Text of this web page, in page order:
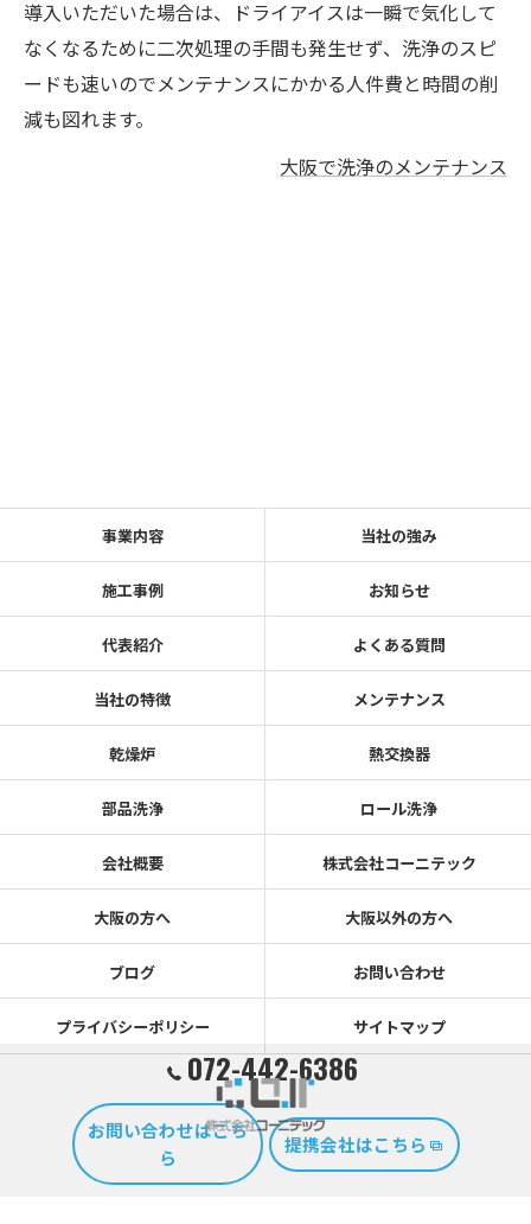
導入いただいた場合は、ドライアイスは一瞬で気化して
なくなるために二次処理の手間も発生せず、洗浄のスピ
ードも速いのでメンテナンスにかかる人件費と時間の削
減も図れます。
大阪で洗浄のメンテナンス
072-442-6386
お問い合わせはこち
ら
提携会社はこちら
事業内容 当社の強み
施工事例 お知らせ
代表紹介 よくある質問
当社の特徴 メンテナンス
乾燥炉 熱交換器
部品洗浄 ロール洗浄
会社概要 株式会社コーニテック
大阪の方へ 大阪以外の方へ
ブログ お問い合わせ
プライバシーポリシー サイトマップ
© 2026 大阪のドライアイス洗浄なら株式会社コーニテック ALL RIGHTS RESERVED.